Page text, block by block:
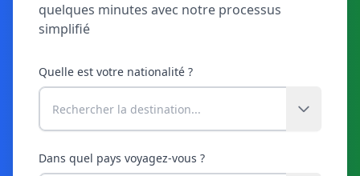
quelques minutes avec notre processus
simplifié
Quelle est votre nationalité ?
Dans quel pays voyagez-vous ?